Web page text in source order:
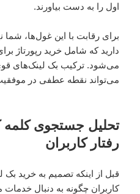
اول را به دست بیاورند.
برای رقابت با این غول‌ها، شما
دارید که شامل خرید رپورتاژ
می‌شود. ترکیب بک لینک‌های
می‌تواند نقطه عطفی در
تحلیل جستجوی کلمه
رفتار کاربران
قبل از اینکه تصمیم به خرید بک
کاربران چگونه به دنبال خدمات